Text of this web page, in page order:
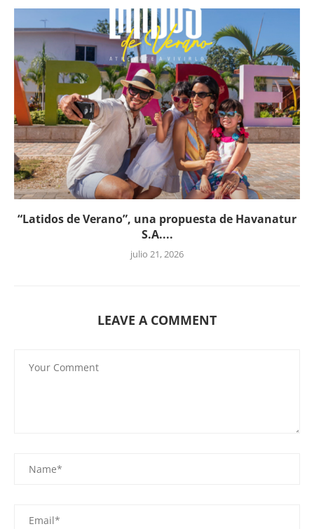
“Latidos de Verano”, una propuesta de Havanatur
S.A....
julio 21, 2026
LEAVE A COMMENT